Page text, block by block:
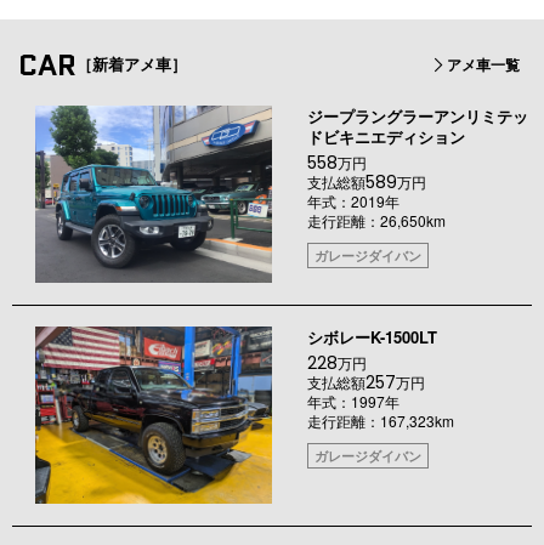
CAR ［新着アメ車］ アメ車一覧
ジープラングラーアンリミテッ
ドビキニエディション
558万円
支払総額589万円
年式：2019年
走行距離：26,650km
ガレージダイバン
シボレーK-1500LT
228万円
支払総額257万円
年式：1997年
走行距離：167,323km
ガレージダイバン